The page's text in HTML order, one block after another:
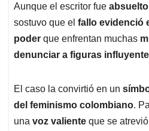
Aunque el escritor fue
sostuvo que el fallo evidenció
poder que enfrentan muchas
denunciar a figuras
El caso la convirtió en un
del feminismo colombiano.
una voz valiente que se